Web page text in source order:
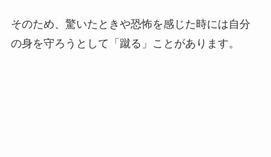
そのため、驚いたときや恐怖を感じた時には自分
の身を守ろうとして「蹴る」ことがあります。